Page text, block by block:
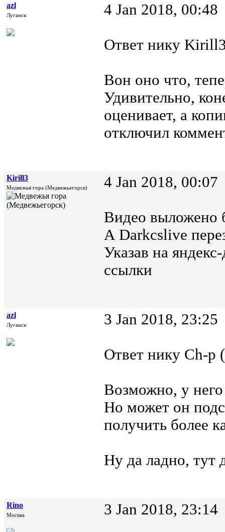
azl
Луганск 4 Jan 2018, 00:48
Ответ нику
Вон оно что,
Удивительно,
оценивает, а
отключил
Kirill3
Медвежья гора (Медвежьегорск) 4 Jan 2018, 00:07
Видео выложено
А Darkcslive
Указав на
ссылки
azl
Луганск 3 Jan 2018, 23:25
Ответ нику Ch-p
Возможно, у него
Но может он
получить более
Ну да ладно, тут
Rino
Москва 3 Jan 2018, 23:14